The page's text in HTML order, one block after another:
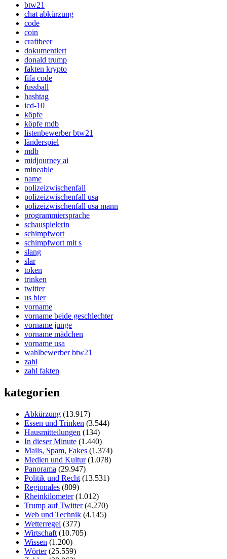
btw21
chat abkürzung
code
coin
craftbeer
dokumentiert
donald trump
fakten krypto
fifa code
fussball
hashtag
icd-10
köpfe
köpfe mdb
listenbewerber btw21
länderspiel
mdb
midjourney ai
mineable
name
polizeizwischenfall
polizeizwischenfall usa
polizeizwischenfall usa mann
programmiersprache
schauspielerin
schimpfwort
schimpfwort mit s
slang
slar
token
trinken
twitter
us bier
vorname
vorname beide geschlechter
vorname junge
vorname mädchen
vorname usa
wahlbewerber btw21
zahl
zahl fakten
kategorien
Abkürzung (13.917)
Essen und Trinken (3.544)
Hausmitteilungen (134)
In dieser Minute (1.440)
Mails, Spam, Fakes (1.374)
Medien und Kultur(1.078)
Panorama (29.947)
Politik und Recht (13.531)
Regionales (809)
Rheinkilometer(1.012)
Trump auf Twitter(4.270)
Web und Technik (4.145)
Wetterregel (377)
Wirtschaft (10.705)
Wissen (1.200)
Wörter(25.559)